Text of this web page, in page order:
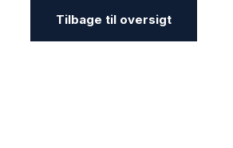
Tilbage til oversigt